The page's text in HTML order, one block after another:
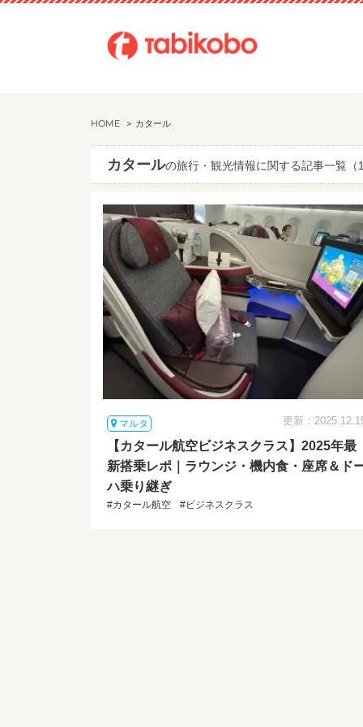
HOME カタール
カタールの旅行・観光情報に関する記事一覧（
マルタ 更新：
【カタール航空ビジネスクラス】2025年最
新搭乗レポ｜ラウンジ・機内食・座席＆ド
ハ乗り継ぎ
#カタール航空 #ビジネスクラス